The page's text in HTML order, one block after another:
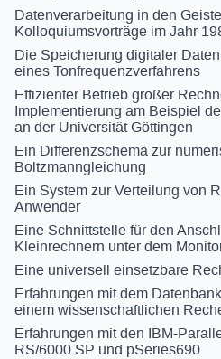
Datenverarbeitung in den
Kolloquiumsvorträge im Jahr
Die Speicherung digitaler
eines Tonfrequenzverfahrens
Effizienter Betrieb großer
Implementierung am Beispiel
an der Universität Göttingen
Ein Differenzschema zur
Boltzmanngleichung
Ein System zur Verteilung von
Anwender
Eine Schnittstelle für den
Kleinrechnern unter dem
Eine universell einsetzbare
Erfahrungen mit dem
einem wissenschaftlichen
Erfahrungen mit den IBM-
RS/6000 SP und pSeries690